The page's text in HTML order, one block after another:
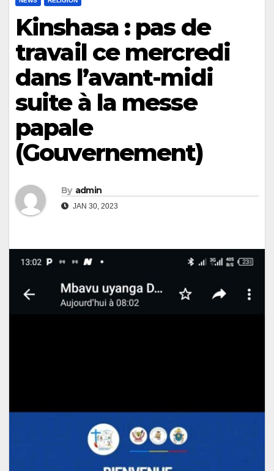
Kinshasa : pas de
travail ce mercredi
dans l’avant-midi
suite à la messe
papale
(Gouvernement)
By admin
JAN 30, 2023